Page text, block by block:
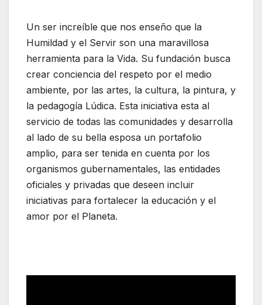
Un ser increíble que nos enseño que la
Humildad y el Servir son una maravillosa
herramienta para la Vida. Su fundación busca
crear conciencia del respeto por el medio
ambiente, por las artes, la cultura, la pintura, y
la pedagogía Lúdica. Esta iniciativa esta al
servicio de todas las comunidades y desarrolla
al lado de su bella esposa un portafolio
amplio, para ser tenida en cuenta por los
organismos gubernamentales, las entidades
oficiales y privadas que deseen incluir
iniciativas para fortalecer la educación y el
amor por el Planeta.